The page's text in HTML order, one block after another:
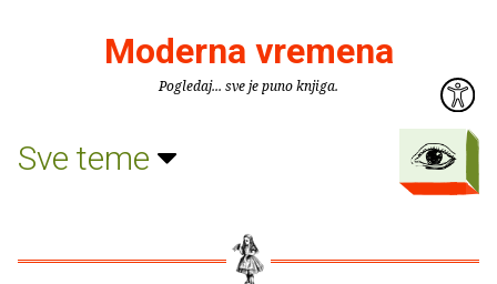
Moderna vremena
Pogledaj... sve je puno knjiga.
Sve teme